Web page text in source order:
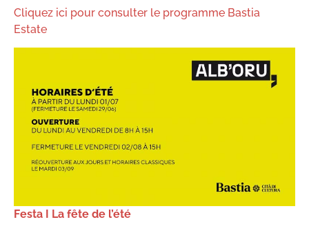
Cliquez ici pour consulter le programme Bastia
Estate
Festa I La fête de l’été